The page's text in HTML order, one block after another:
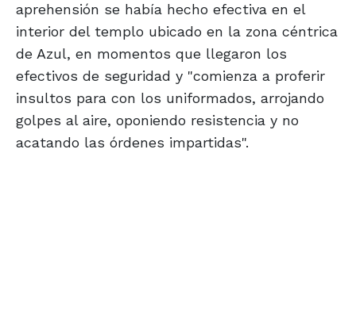
aprehensión se había hecho efectiva en el
interior del templo ubicado en la zona céntrica
de Azul, en momentos que llegaron los
efectivos de seguridad y "comienza a proferir
insultos para con los uniformados, arrojando
golpes al aire, oponiendo resistencia y no
acatando las órdenes impartidas".